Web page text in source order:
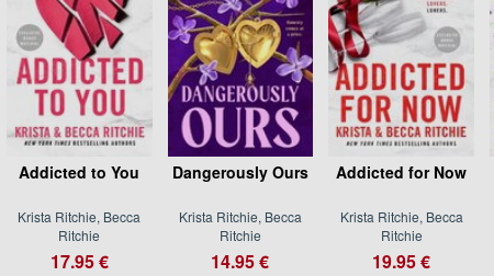
Addicted to You
Krista Ritchie, Becca
Ritchie
17.95 €
Dangerously Ours
Krista Ritchie, Becca
Ritchie
14.95 €
Addicted for Now
Krista Ritchie, Becca
Ritchie
19.95 €